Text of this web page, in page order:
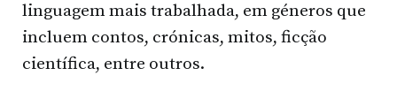
linguagem mais trabalhada, em géneros que
incluem contos, crónicas, mitos, ficção
científica, entre outros.